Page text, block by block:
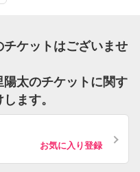
ケットはございませ
太のチケットに関す
ます。
お気に入り登録